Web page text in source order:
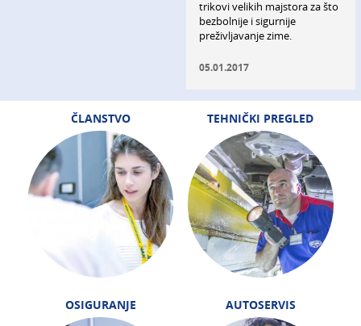
trikovi velikih majstora za što
bezbolnije i sigurnije
preživljavanje zime.
05.01.2017
ČLANSTVO TEHNIČKI PREGLED
OSIGURANJE AUTOSERVIS